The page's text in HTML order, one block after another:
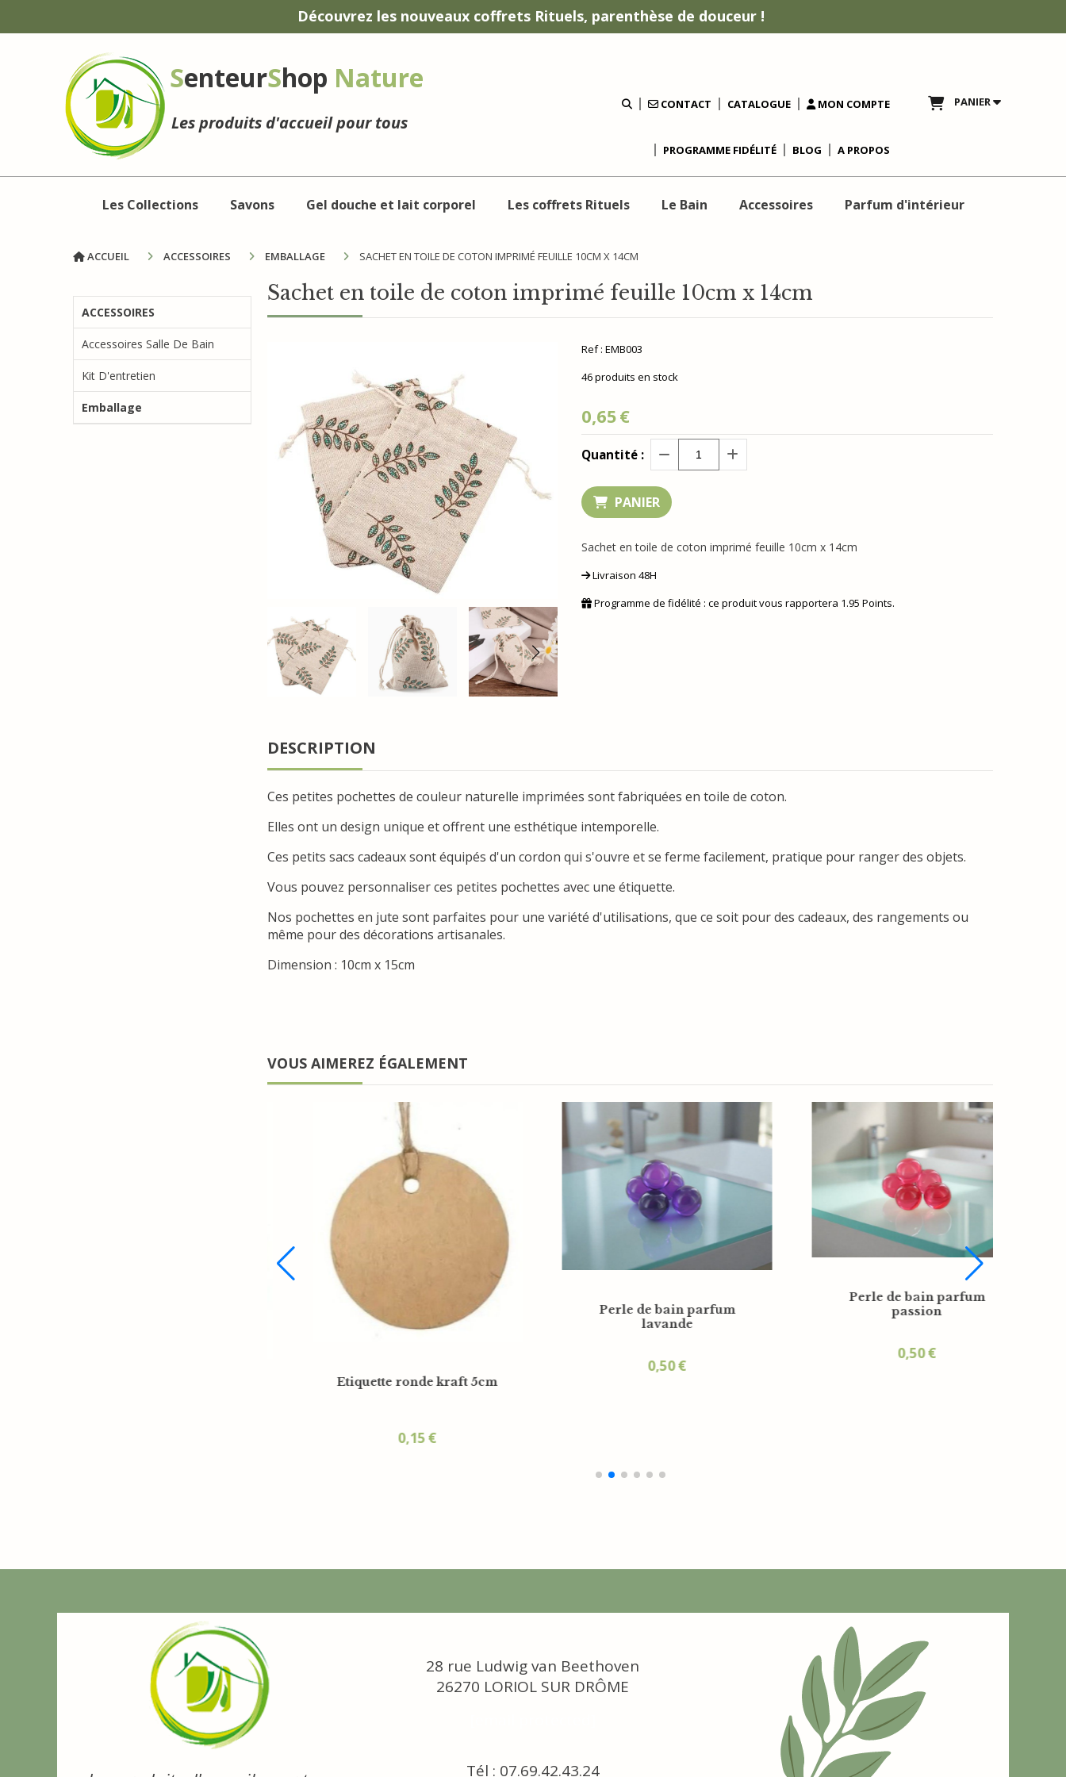
Découvrez les nouveaux coffrets Rituels, parenthèse de douceur !
SenteurShop Nature
Les produits d'accueil pour tous
CONTACT CATALOGUE MON COMPTE
PROGRAMME FIDÉLITÉ BLOG A PROPOS
PANIER
Les Collections Savons Gel douche et lait corporel Les coffrets Rituels Le Bain Accessoires Parfum d'intérieur
ACCESSOIRES
Accessoires Salle De Bain
Kit D'entretien
Emballage
ACCUEIL ACCESSOIRES EMBALLAGE SACHET EN TOILE DE COTON IMPRIMÉ FEUILLE 10CM X 14CM
Sachet en toile de coton imprimé feuille 10cm x 14cm
Ref : EMB003
0,65€
46produits en stock
Quantité :
PANIER
Sachet en toile de coton imprimé feuille 10cm x 14cm
Livraison 48H
Programme de fidélité : ce produit vous rapportera 1.95 Points.
DESCRIPTION
Ces petites pochettes de couleur naturelle imprimées sont fabriquées en toile de coton.
Elles ont un design unique et offrent une esthétique intemporelle.
Ces petits sacs cadeaux sont équipés d'un cordon qui s'ouvre et se ferme facilement, pratique pour ranger des objets.
Vous pouvez personnaliser ces petites pochettes avec une étiquette.
Nos pochettes en jute sont parfaites pour une variété d'utilisations, que ce soit pour des cadeaux, des rangements ou
même pour des décorations artisanales.
Dimension : 10cm x 15cm
VOUS AIMEREZ ÉGALEMENT
Perle de bain parfum
lavande
passion
effervescente 9g parfum
28 rue Ludwig van Beethoven
26270 LORIOL SUR DRÔME
Tél : 07.69.42.43.24